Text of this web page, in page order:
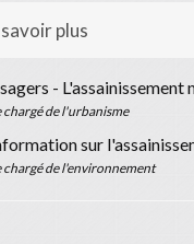
plus
-
de l'urbanisme
sur
de l'environnement